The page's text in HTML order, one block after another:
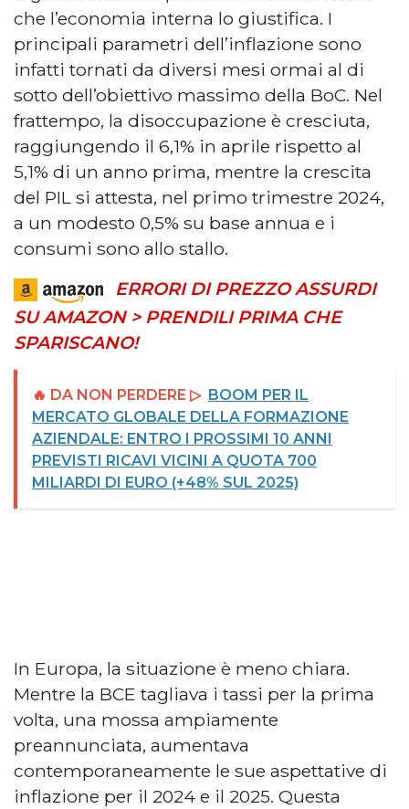
che l’economia interna lo giustifica. I
principali parametri dell’inflazione sono
infatti tornati da diversi mesi ormai al di
sotto dell’obiettivo massimo della BoC. Nel
frattempo, la disoccupazione è cresciuta,
raggiungendo il 6,1% in aprile rispetto al
5,1% di un anno prima, mentre la crescita
del PIL si attesta, nel primo trimestre 2024,
a un modesto 0,5% su base annua e i
consumi sono allo stallo.
ERRORI DI PREZZO ASSURDI
SU AMAZON > PRENDILI PRIMA CHE
SPARISCANO!
🔥 DA NON PERDERE ▷ BOOM PER IL
MERCATO GLOBALE DELLA FORMAZIONE
AZIENDALE: ENTRO I PROSSIMI 10 ANNI
PREVISTI RICAVI VICINI A QUOTA 700
MILIARDI DI EURO (+48% SUL 2025)
In Europa, la situazione è meno chiara.
Mentre la BCE tagliava i tassi per la prima
volta, una mossa ampiamente
preannunciata, aumentava
contemporaneamente le sue aspettative di
inflazione per il 2024 e il 2025. Questa